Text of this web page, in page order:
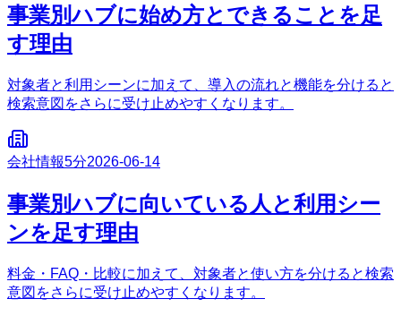
事業別ハブに始め方とできることを足
す理由
対象者と利用シーンに加えて、導入の流れと機能を分けると
検索意図をさらに受け止めやすくなります。
会社情報5分2026-06-14
事業別ハブに向いている人と利用シー
ンを足す理由
料金・FAQ・比較に加えて、対象者と使い方を分けると検索
意図をさらに受け止めやすくなります。